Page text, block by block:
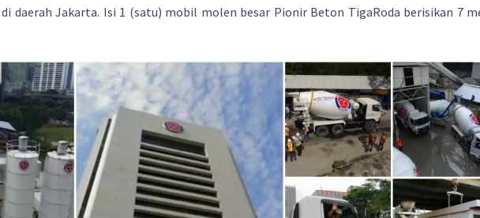
daerah Jakarta. Isi 1 (satu) mobil molen besar Pionir Beton TigaRoda berisikan 7